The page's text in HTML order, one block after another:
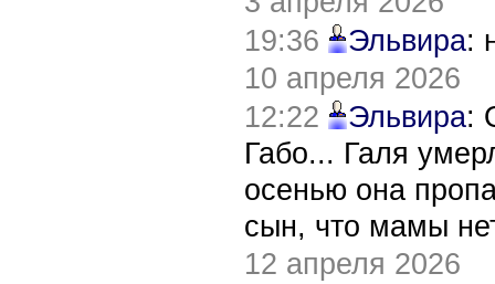
19:36
Эльвира:
10 апреля 2026
12:22
Эльвира:
Габо... Галя
осенью она
сын, что мамы
12 апреля 2026